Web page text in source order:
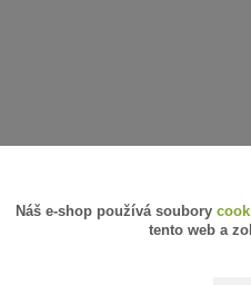
Náš e-shop používá soubory
tento web a